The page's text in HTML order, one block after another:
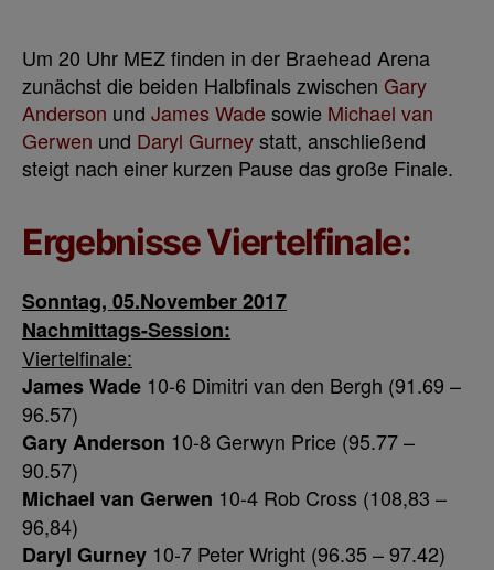
Um 20 Uhr MEZ finden in der Braehead Arena
zunächst die beiden Halbfinals zwischen Gary
Anderson und James Wadesowie Michael van
Gerwen und Daryl Gurneystatt, anschließend
steigt nach einer kurzen Pause das große Finale.
Ergebnisse Viertelfinale:
Sonntag, 05.November 2017
Nachmittags-Session:
Viertelfinale:
James Wade 10-6 Dimitri van den Bergh (91.69 –
96.57)
Gary Anderson 10-8 Gerwyn Price (95.77 –
90.57)
Michael van Gerwen 10-4 Rob Cross (108,83 –
96,84)
Daryl Gurney 10-7 Peter Wright (96.35 – 97.42)